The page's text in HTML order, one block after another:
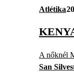
Atlétika
A nőknél
San